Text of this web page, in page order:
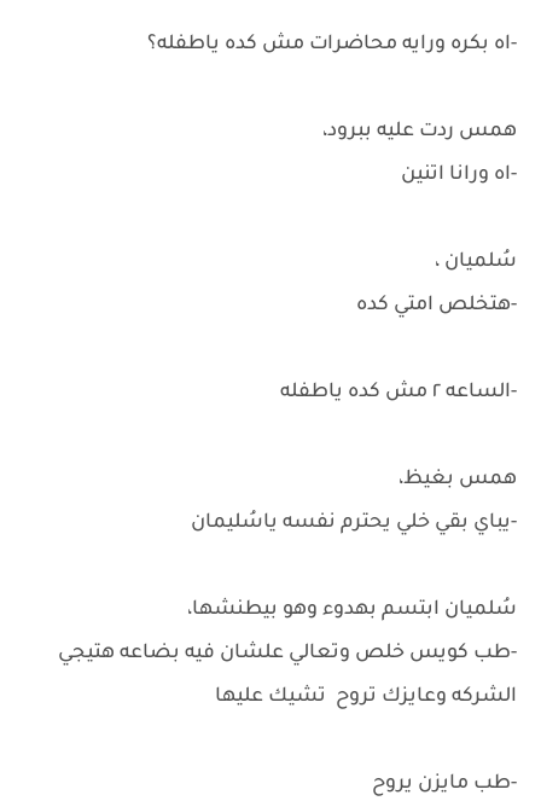
-اه بكره ورايه محاضرات مش كده ياطفله؟
همس ردت عليه ببرود،
-اه ورانا اتنين
سُلميان ،
-هتخلص امتي كده
-الساعه ٢ مش كده ياطفله
همس بغيظ،
-يباي بقي خلي يحترم نفسه ياسُليمان
سُلميان ابتسم بهدوء وهو بيطنشها،
-طب كويس خلص وتعالي علشان فيه بضاعه هتيجي
الشركه وعايزك تروح تشيك عليها
-طب مايزن يروح